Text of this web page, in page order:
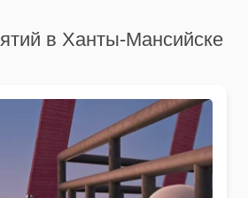
в Ханты-Мансийске